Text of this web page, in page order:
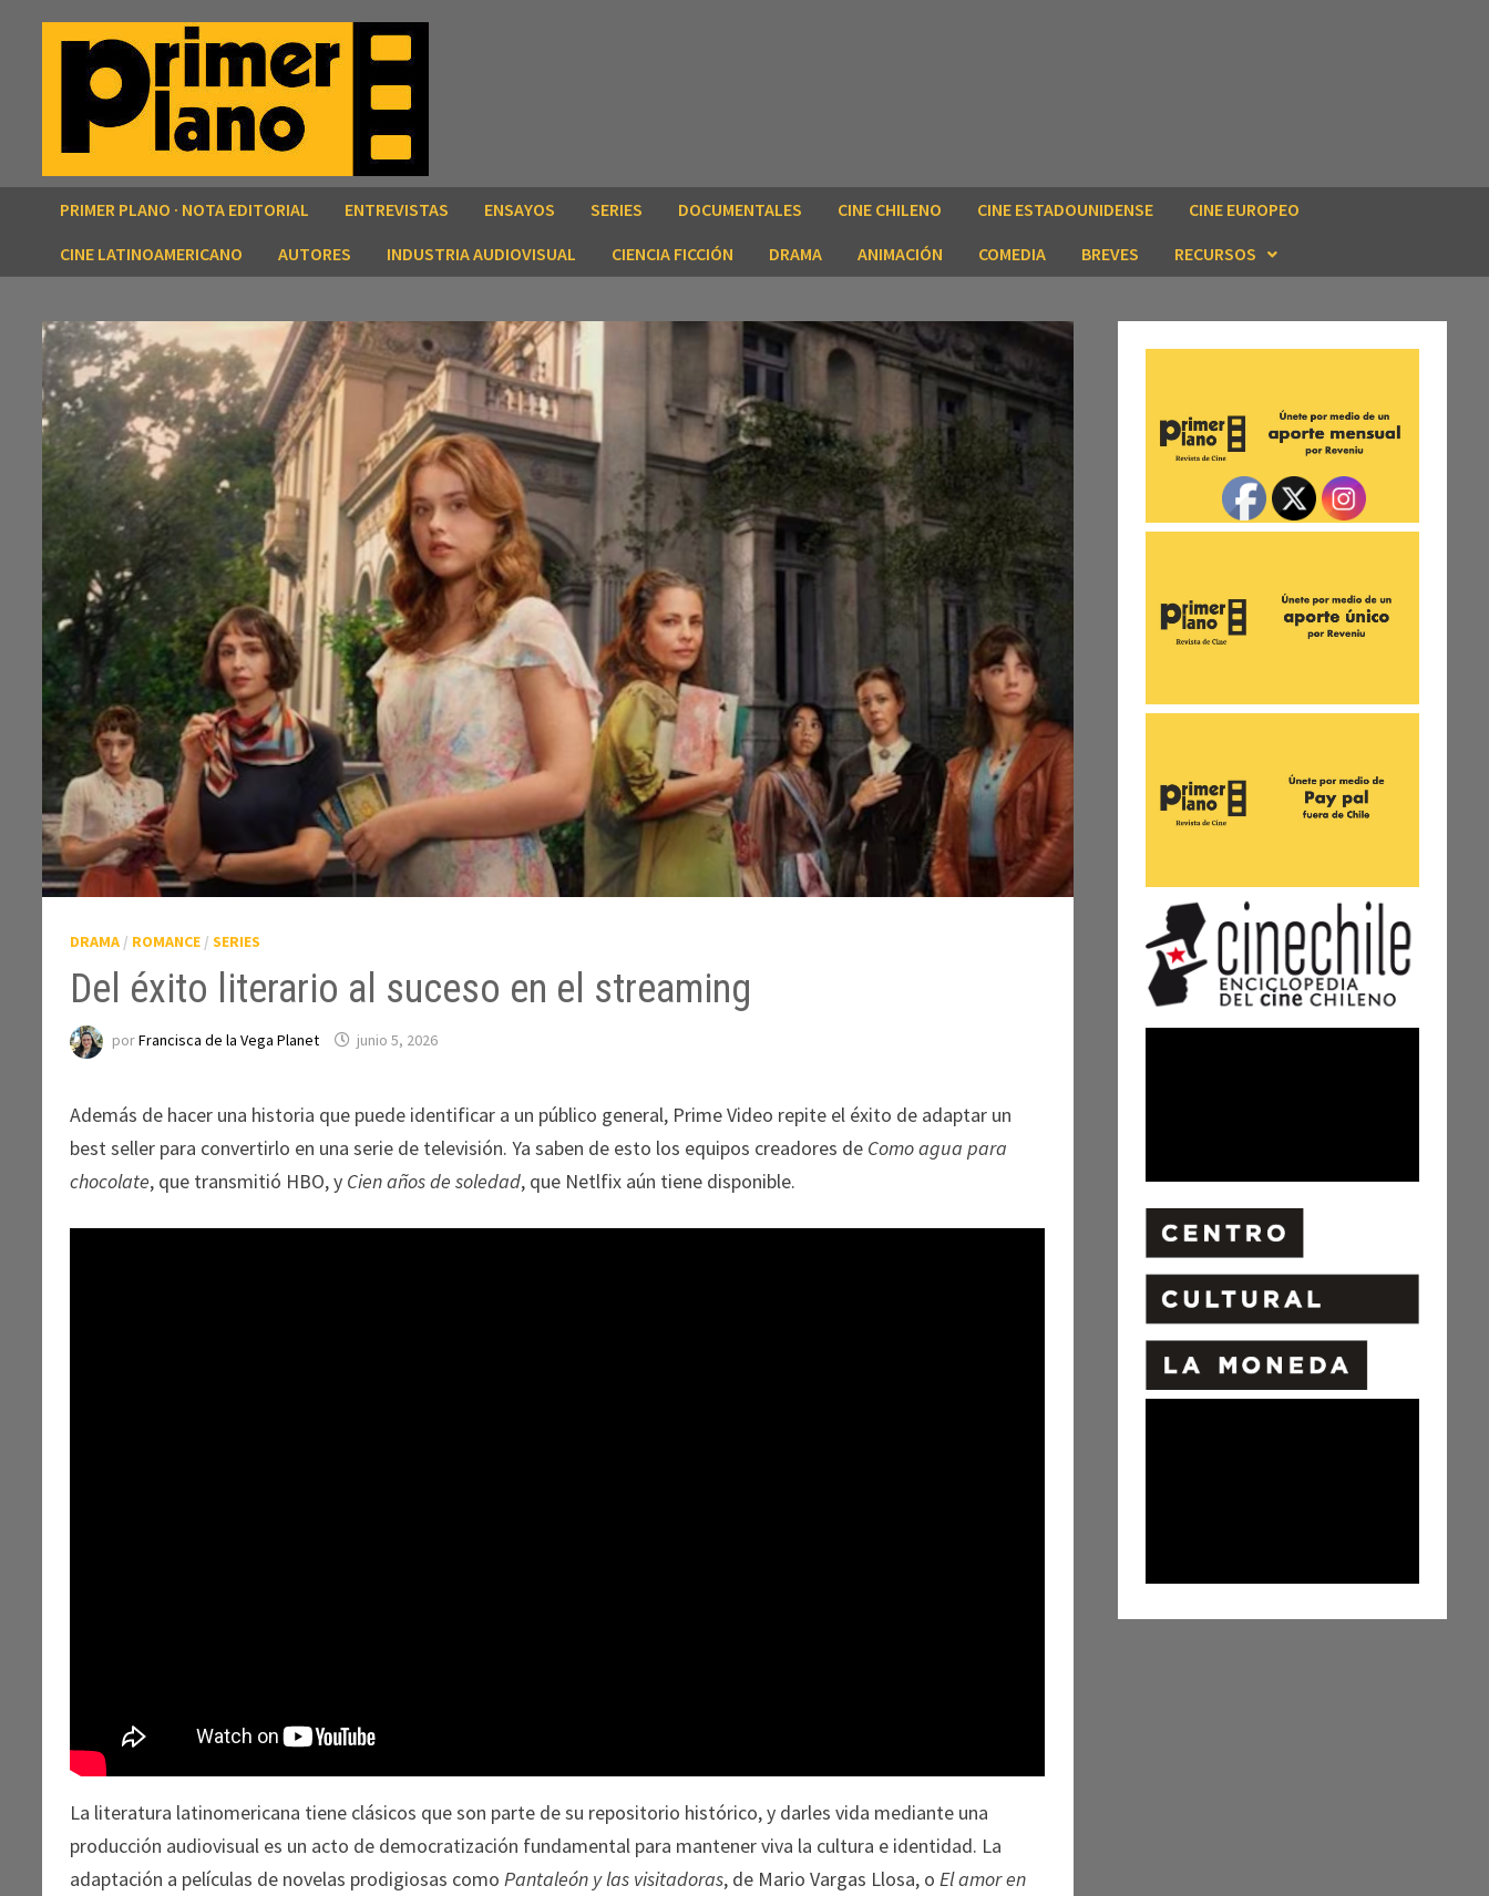
PRIMER PLANO · NOTA EDITORIAL ENTREVISTAS ENSAYOS SERIES DOCUMENTALES CINE CHILENO CINE ESTADOUNIDENSE
CINE EUROPEO
CINE LATINOAMERICANO
AUTORES INDUSTRIA AUDIOVISUAL CIENCIA FICCIÓN DRAMA ANIMACIÓN COMEDIA BREVES RECURSOS
DRAMA / ROMANCE /SERIES
Del éxito literario al suceso en el streaming
porFrancisca de la Vega Planet junio 5, 2026
Además de hacer una historia que puede identificar a un público general, Prime Video repite el éxito de adaptar un
best seller para convertirlo en una serie de televisión. Ya saben de esto los equipos creadores de Como agua para
chocolate, que transmitió HBO, y Cien años de soledad, que Netlfix aún tiene disponible.
La literatura latinomericana tiene clásicos que son parte de su repositorio histórico, y darles vida mediante una
producción audiovisual es un acto de democratización fundamental para mantener viva la cultura e identidad. La
adaptación a películas de novelas prodigiosas comoPantaleón y las visitadoras, de Mario Vargas Llosa, oEl amor en